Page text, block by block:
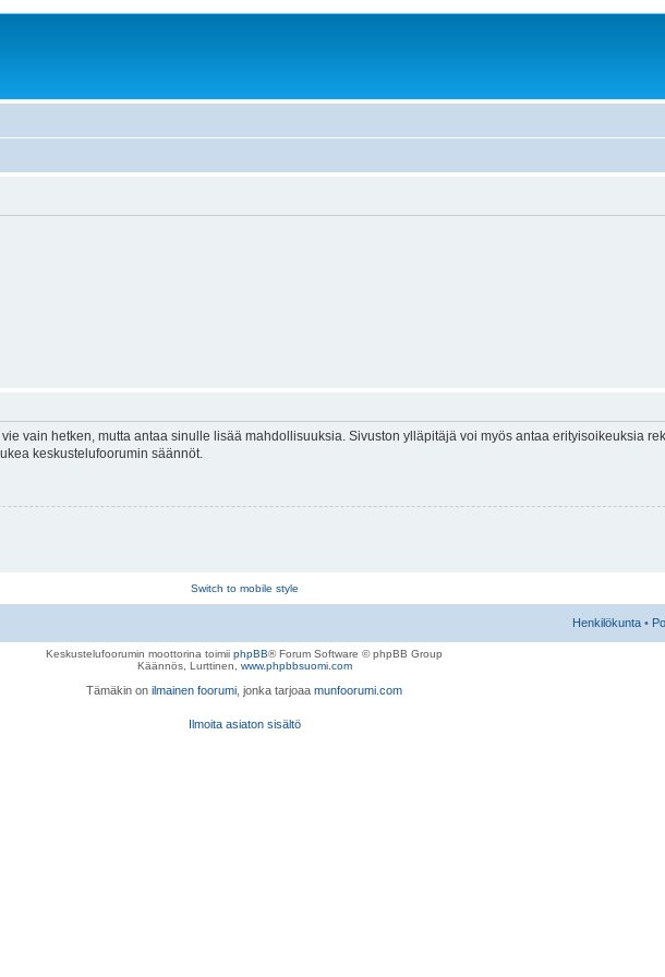
vain hetken, mutta antaa sinulle lisää mahdollisuuksia. Sivuston ylläpitäjä voi myös antaa erityisoikeuksia
keskustelufoorumin säännöt.
Switch to mobile style
Henkilökunta •
Keskustelufoorumin moottorina toimii phpBB® Forum Software © phpBB Group
Käännös, Lurttinen, www.phpbbsuomi.com
Tämäkin on ilmainen foorumi , jonka tarjoaa munfoorumi.com
Ilmoita asiaton sisältö